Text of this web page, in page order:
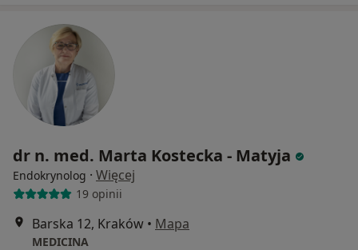
dr n. med. Marta Kostecka - Matyja
Endokrynolog · Więcej
19 opinii
Barska 12, Kraków • Mapa
MEDICINA